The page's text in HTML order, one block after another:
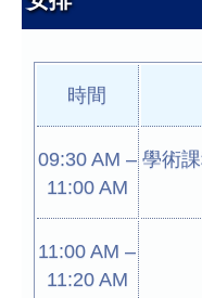
時間
09:30 AM –
11:00 AM
學術
11:00 AM –
11:20 AM